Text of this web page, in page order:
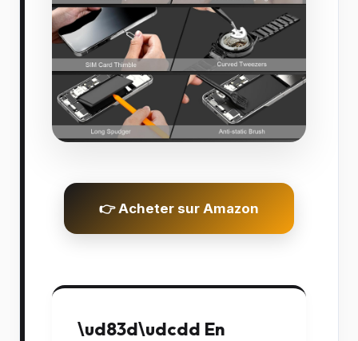
👉 Acheter sur Amazon
\ud83d\udcdd En